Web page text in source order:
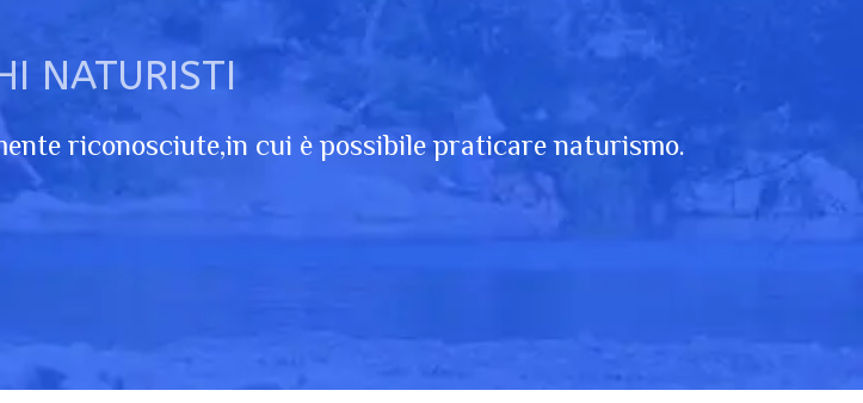
NATURISTI
riconosciute,in cui è possibile praticare naturismo.